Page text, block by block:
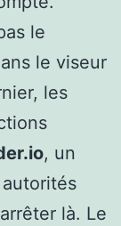
le
le viseur
les
, un
là. Le